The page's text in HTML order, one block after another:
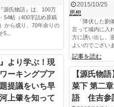
源氏物語』は、100万
54帖（400字詰め原稿
から成り、70年余りの
2015/10/25
思想
「降伏した劉
言って城内に入
方に誘い出し、
よいのでござい
記事を読む
より学ぶ！現
ーキングプア
提議をいち早
上肇を知って
【源氏物
菜下 第二
語 住吉参